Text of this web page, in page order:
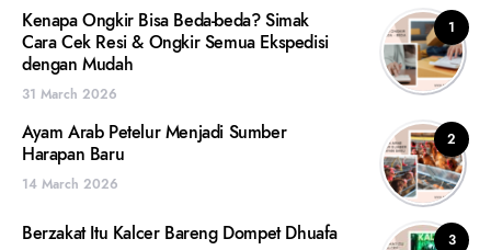
1
Kenapa Ongkir Bisa Beda-beda? Simak
Cara Cek Resi & Ongkir Semua Ekspedisi
dengan Mudah
31 March 2026
2
Ayam Arab Petelur Menjadi Sumber
Harapan Baru
14 March 2026
3
Berzakat Itu Kalcer Bareng Dompet Dhuafa